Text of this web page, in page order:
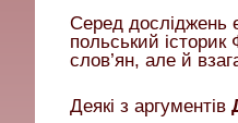
Серед досліджень
польський
слов’ян, але й
Деякі з аргументів